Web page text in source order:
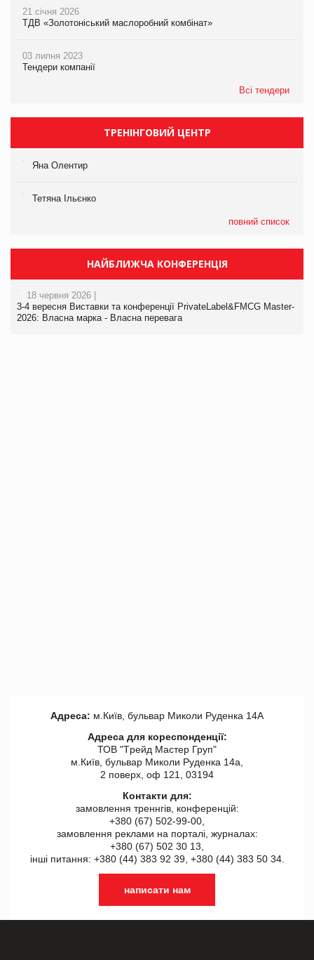
21 січня 2026
ТДВ «Золотоніський маслоробний комбінат»
03 липня 2023
Тендери компанії
Всі тендери
ТРЕНІНГОВИЙ ЦЕНТР
Яна Олентир
Тетяна Ільєнко
повний список
НАЙБЛИЖЧА КОНФЕРЕНЦІЯ
18 червня 2026 |
3-4 вересня Виставки та конференції PrivateLabel&FMCG Master-
2026: Власна марка - Власна перевага
Адреса: м.Київ, бульвар Миколи Руденка 14А
Адреса для кореспонденції:
ТОВ "Tрейд Мастер Груп"
м.Київ, бульвар Миколи Руденка 14а,
2 поверх, оф 121, 03194
Контакти для:
замовлення треннгів, конференцій:
+380 (67) 502-99-00,
замовлення реклами на порталі, журналах:
+380 (67) 502 30 13,
інші питання: +380 (44) 383 92 39, +380 (44) 383 50 34.
написати нам